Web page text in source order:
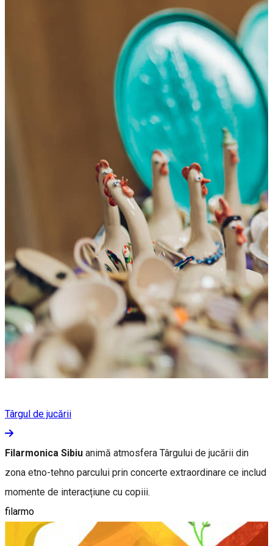
Târgul de jucării
Filarmonica Sibiu animă atmosfera Târgului de jucării din
zona etno-tehno parcului prin concerte extraordinare ce includ
momente de interacțiune cu copiii.
filarmo